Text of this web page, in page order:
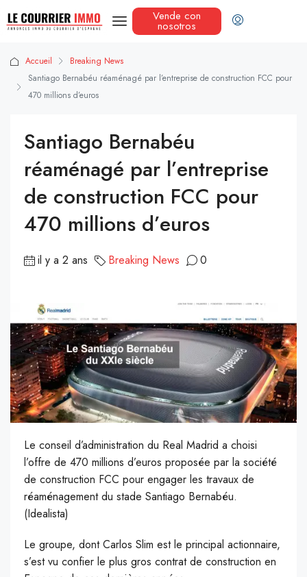
Vende con
nosotros
Accueil
Breaking News
Santiago Bernabéu réaménagé par l’entreprise de construction FCC pour
470 millions d’euros
Santiago Bernabéu
réaménagé par l’entreprise
de construction FCC pour
470 millions d’euros
il y a 2 ans Breaking News 0
Le conseil d’administration du Real Madrid a choisi
l’offre de 470 millions d’euros proposée par la société
de construction FCC pour engager les travaux de
réaménagement du stade Santiago Bernabéu.
(Idealista)
Le groupe, dont Carlos Slim est le principal actionnaire,
s’est vu confier le plus gros contrat de construction en